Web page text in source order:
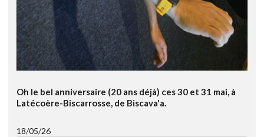
Oh le bel anniversaire (20 ans déjà) ces 30 et 31 mai, à
Latécoère-Biscarrosse, de Biscava'a.
18/05/26